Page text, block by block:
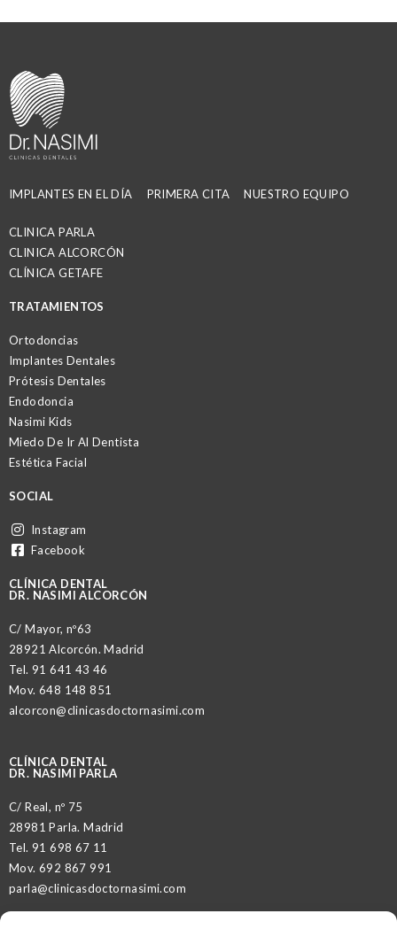
IMPLANTES EN EL DÍA PRIMERA CITA NUESTRO EQUIPO
CLINICA PARLA
CLINICA ALCORCÓN
CLÍNICA GETAFE
TRATAMIENTOS
Ortodoncias
Implantes Dentales
Prótesis Dentales
Endodoncia
Nasimi Kids
Miedo De Ir Al Dentista
Estética Facial
SOCIAL
Instagram
Facebook
CLÍNICA DENTAL
DR. NASIMI ALCORCÓN
C/ Mayor, nº63
28921 Alcorcón. Madrid
Tel. 91 641 43 46
Mov. 648 148 851
alcorcon@clinicasdoctornasimi.com
CLÍNICA DENTAL
DR. NASIMI PARLA
C/ Real, nº 75
28981 Parla. Madrid
Tel. 91 698 67 11
Mov. 692 867 991
parla@clinicasdoctornasimi.com